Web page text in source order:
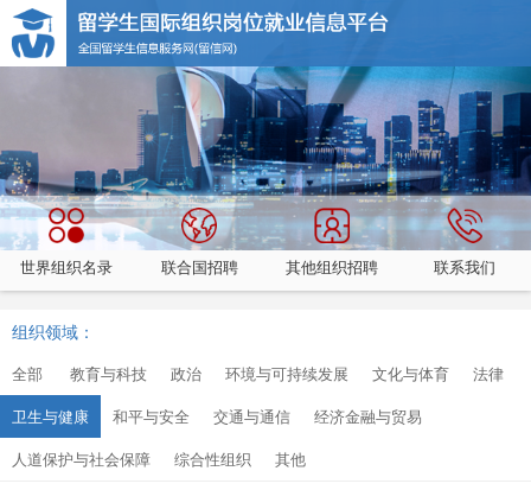
世界组织名录 联合国招聘 其他组织招聘 联系我们
组织领域：
全部 教育与科技 政治 环境与可持续发展 文化与体育
法律
卫生与健康
和平与安全 交通与通信
经济金融与贸易
人道保护与社会保障
综合性组织 其他